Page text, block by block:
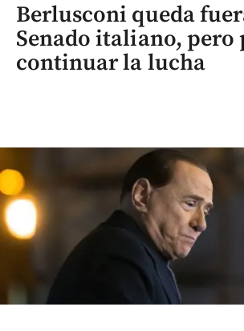
Berlusconi queda
Senado italiano, pero
continuar la lucha